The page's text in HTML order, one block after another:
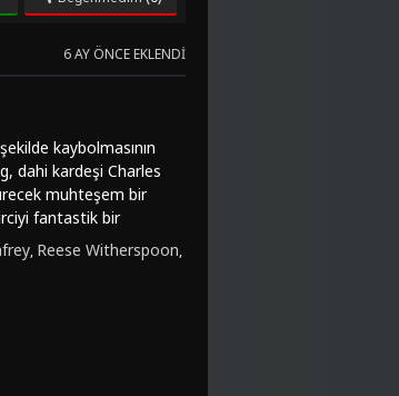
6 AY ÖNCE EKLENDI
kaybolmasının
dahi kardeşi Charles
muhteşem bir
fantastik bir
performanslarıyla
yönetmenliğinde
anlarla da dolu
, Reese Witherspoon,